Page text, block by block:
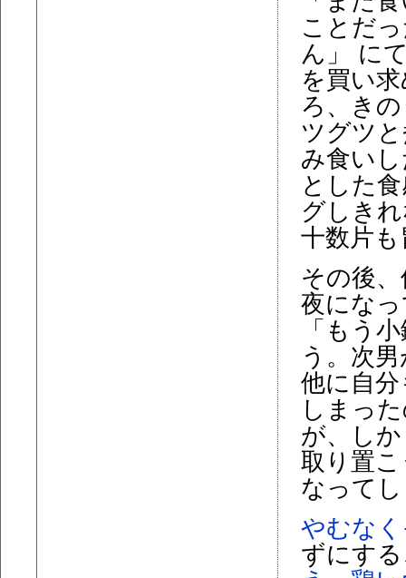
ことだ
ん」 に
を買い
ろ、き
ツグツ
み食い
とした
グしき
十数片
その後
夜にな
「もう
う。次
他に自
しまっ
が、し
取り置
なって
やむな
ずにす